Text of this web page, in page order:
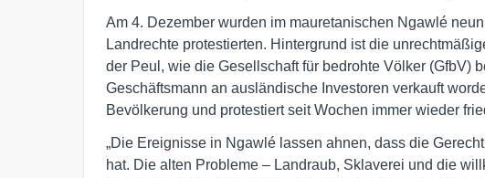
Am 4. Dezember wurden im mauretanischen Ngawlé
Landrechte protestierten. Hintergrund ist die
der Peul, wie die Gesellschaft für bedrohte Völker (GfbV)
Geschäftsmann an ausländische Investoren verkauft
Bevölkerung und protestiert seit Wochen immer wieder
„Die Ereignisse in Ngawlé lassen ahnen, dass die
hat. Die alten Probleme – Landraub, Sklaverei und die